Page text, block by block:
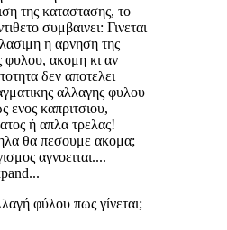
της καταστασης, το
συμβαινει: Γινεται
η αρνηση της
φυλου, ακομη κι αν
δεν αποτελει
αλλαγης φυλου
ενος καπριτσιου,
ή απλα τρελας!
θα πεσουμε ακομα;
αγνοειται....
φύλου πως γίνεται;